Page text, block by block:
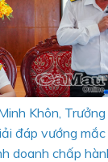
Khôn,
đáp vướng
doanh chấp